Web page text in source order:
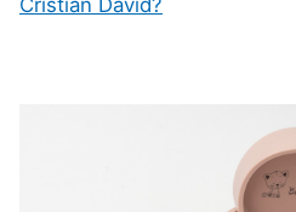
Cristian David?